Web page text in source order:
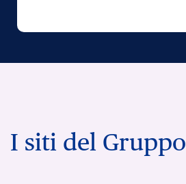
I siti del Gruppo